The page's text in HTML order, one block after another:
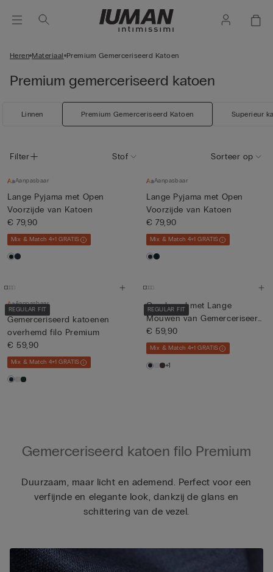
Heren Materiaal Premium Gemerceriseerd Katoen
Premium gemerceriseerd katoen
Linnen Premium Gemerceriseerd Katoen Superieur
Filter Stof Sorteer op
Aanpasbaar
Lange Pyjama met Open
Voorzijde van Katoen
€ 79,90
Mix & Match 4+1 GRATIS
Aanpasbaar
Lange Pyjama met Open
Voorzijde van Katoen
€ 79,90
Mix & Match 4+1 GRATIS
REGULAR FIT
Aanpasbaar
Gemerceriseerd katoenen
overhemd filo Premium
€ 59,90
Mix & Match 4+1 GRATIS
REGULAR FIT
Overhemd met Lange
Mouwen van Gemerceriseerd
Katoe...
€ 59,90
Mix & Match 4+1 GRATIS
+1
Gemerceriseerd katoen filo Premium
Duurzaam, maar licht en ademend. Perfect voor een
verfijnde en elegante look, dankzij de glans en
schittering van de vezel.